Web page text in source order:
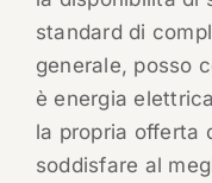
standard di
generale, posso
è energia
la propria offerta
soddisfare al